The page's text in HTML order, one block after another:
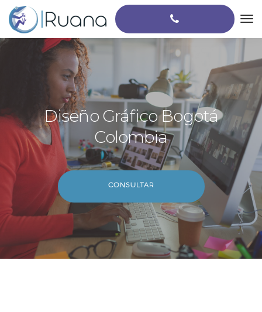
Diseño Gráfico Bogotá
Colombia
CONSULTAR